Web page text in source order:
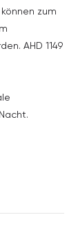
zum
AHD 1149